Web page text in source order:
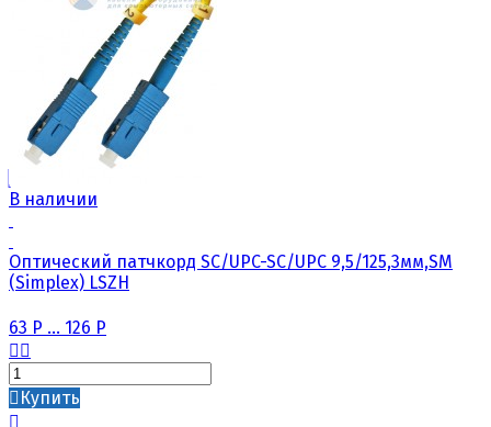
В наличии
Оптический патчкорд SC/UPC-SC/UPC 9,5/125,3мм,SM
(Simplex) LSZH
63 Р ... 126 Р
Купить